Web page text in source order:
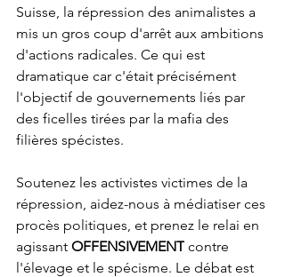
Suisse, la répression des animalistes a
mis un gros coup d'arrêt aux ambitions
d'actions radicales. Ce qui est
dramatique car c'était précisément
l'objectif de gouvernements liés par
des ficelles tirées par la mafia des
filières spécistes.
Soutenez les activistes victimes de la
répression, aidez-nous à médiatiser ces
procès politiques, et prenez le relai en
agissant OFFENSIVEMENT contre
l'élevage et le spécisme. Le débat est